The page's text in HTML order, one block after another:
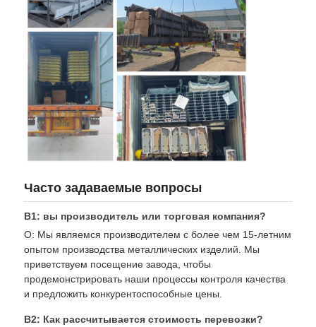
Часто задаваемые вопросы
В1: вы производитель или торговая компания?
О: Мы являемся производителем с более чем 15-летним
опытом производства металлических изделий. Мы
приветствуем посещение завода, чтобы
продемонстрировать наши процессы контроля качества
и предложить конкурентоспособные цены.
В2: Как рассчитывается стоимость перевозки?